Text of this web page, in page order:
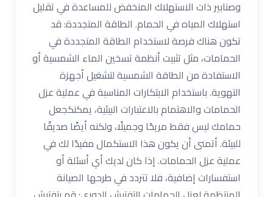
وصنابير ذات الاستهلاك المنخفض للمساعدة في تقليل
استهلاك المياه في الحمام. الطاقة المتجددة: قد
تكون هناك فرصة لاستخدام الطاقة المتجددة في
الحمامات، مثل تثبيت أنظمة تسخين الماء الشمسية أو
الاستفادة من الطاقة الشمسية لتشغيل أجهزة
التهوية. باستخدام الابتكارات المناسبة في عملية عزل
الحمامات والاهتمام بالاعتبارات البيئية، يمكنكجعل
حمامك ليس فقط مريحًا وجميلًا، ولكنه أيضًا صديقًا
للبيئة. أتمنى أن يكون هذا الاستكمال مفيدًا لك في
عملية عزل الحمامات. إذا كان لديك أي أسئلة أو
استفسارات إضافية، فلا تتردد في طرحها الصيانة